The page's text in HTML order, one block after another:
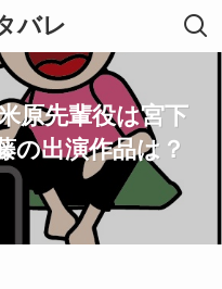
バレ
原先輩役は宮下
の出演作品は？